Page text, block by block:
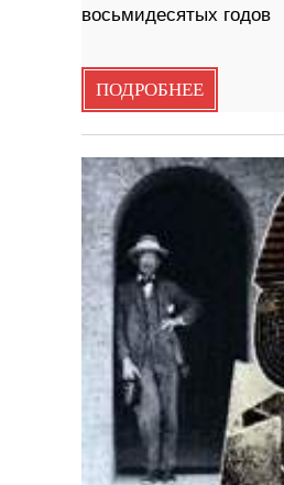
восьмидесятых годов
ПОДРОБНЕЕ